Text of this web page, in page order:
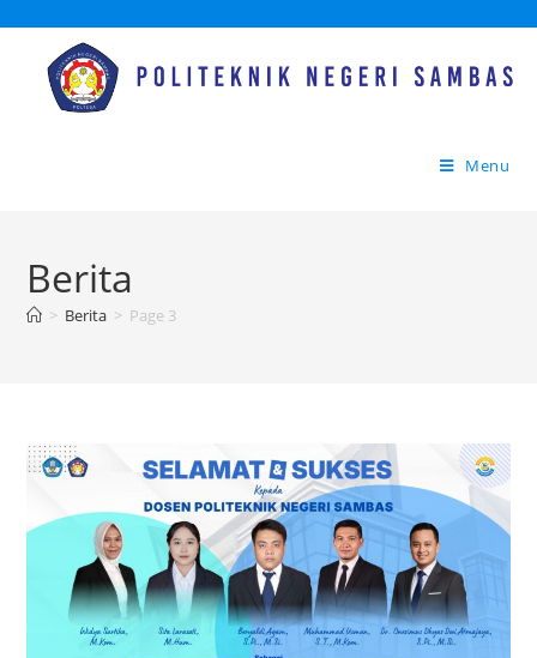
Menu
Berita
> Berita > Page 3